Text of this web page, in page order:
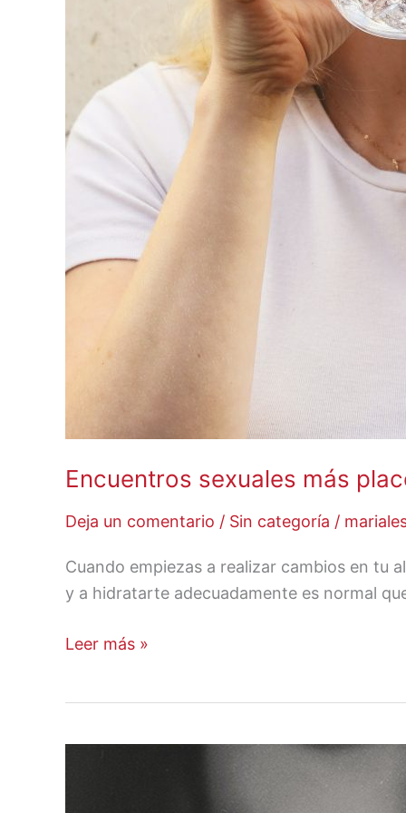
Encuentros sexuales más
Deja un comentario / Sin categoría /
Cuando empiezas a realizar cambios en tu
y a hidratarte adecuadamente es normal
Leer más »